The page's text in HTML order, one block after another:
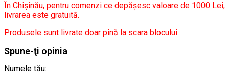
În Chișinău, pentru comenzi ce depășesc valoare de 1000 Lei,
livrarea este gratuită.
Produsele sunt livrate doar pînă la scara blocului.
Spune-ţi opinia
Numele tău: